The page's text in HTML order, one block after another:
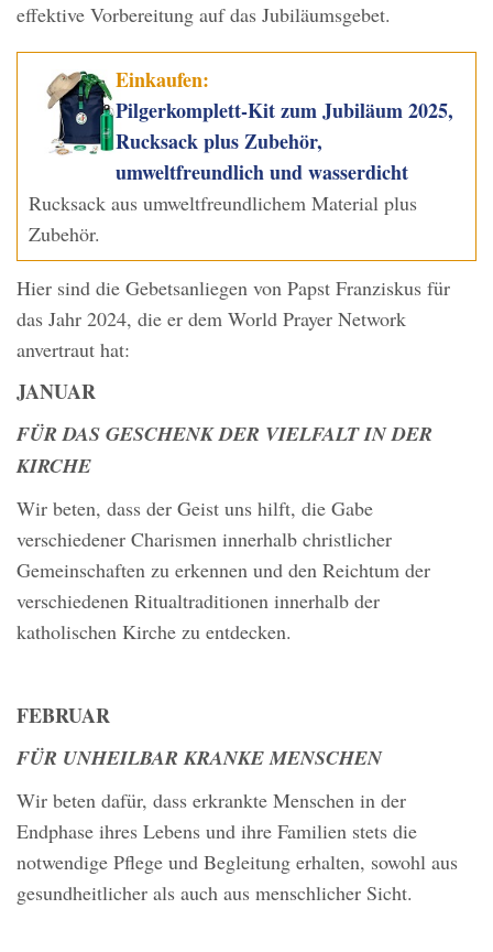
effektive Vorbereitung auf das Jubiläumsgebet.
Einkaufen:
Pilgerkomplett-Kit zum Jubiläum 2025,
Rucksack plus Zubehör,
umweltfreundlich und wasserdicht
Rucksack aus umweltfreundlichem Material plus
Zubehör.
Hier sind die Gebetsanliegen von Papst Franziskus für
das Jahr 2024, die er dem World Prayer Network
anvertraut hat:
JANUAR
FÜR DAS GESCHENK DER VIELFALT IN DER
KIRCHE
Wir beten, dass der Geist uns hilft, die Gabe
verschiedener Charismen innerhalb christlicher
Gemeinschaften zu erkennen und den Reichtum der
verschiedenen Ritualtraditionen innerhalb der
katholischen Kirche zu entdecken.
FEBRUAR
FÜR UNHEILBAR KRANKE MENSCHEN
Wir beten dafür, dass erkrankte Menschen in der
Endphase ihres Lebens und ihre Familien stets die
notwendige Pflege und Begleitung erhalten, sowohl aus
gesundheitlicher als auch aus menschlicher Sicht.